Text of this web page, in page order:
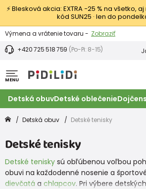
⚡ Blesková akcia: EXTRA −25 % na všetko,
kód SUN25 · len do
Výmena a vrátenie tovaru - Zobraziť
Zľava 3,80 EUR na prvý nákup - Podmienky
+420 725 518 759 (Po-Pi: 8-15)
MENU
Detská obuvDetské oblečenie
Detská obuv Detské tenisky
Detské tenisky
Detské tenisky sú obľúbenou voľbou
obuvi na každodenné nosenie a
dievčatá a chlapcov. Pri výbere